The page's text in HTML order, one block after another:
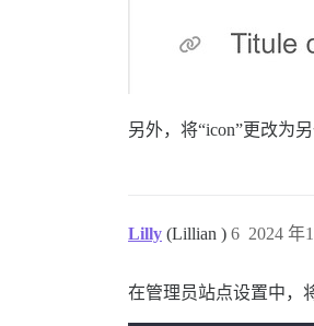
另外，将“icon”更改为
Lilly (Lillian ) 2024 年
6
在管理员站点设置中，